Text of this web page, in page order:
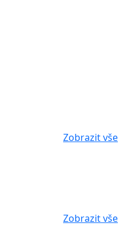
Zobrazit vše
Zobrazit vše